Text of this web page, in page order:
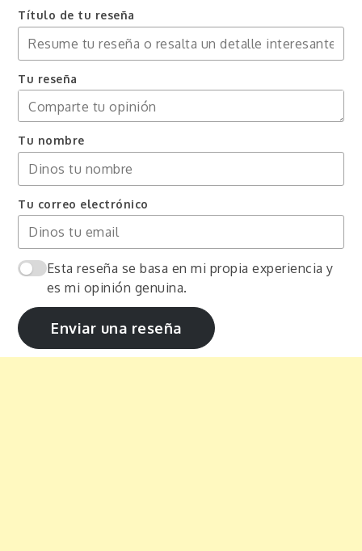
Título de tu reseña
Tu reseña
Tu nombre
Tu correo electrónico
Esta reseña se basa en mi propia experiencia y
es mi opinión genuina.
Enviar una reseña